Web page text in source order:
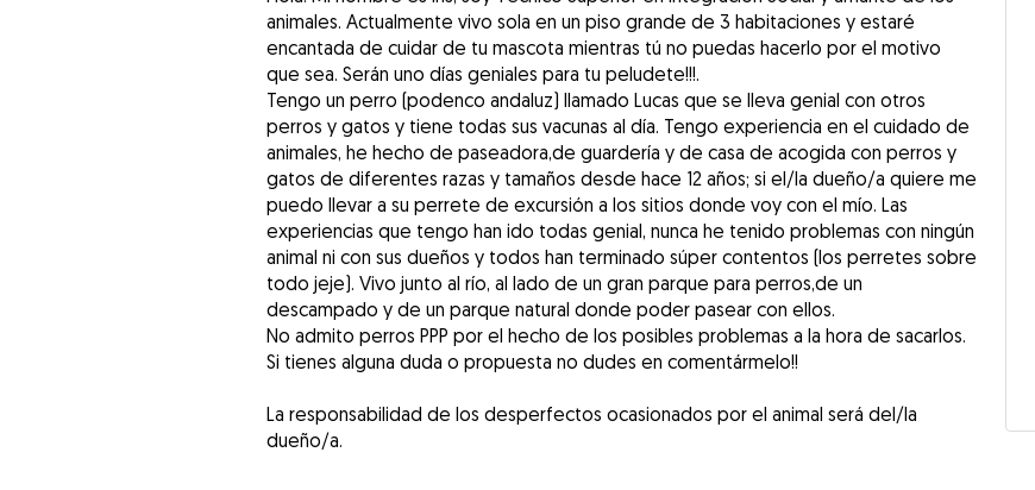
animales. Actualmente vivo sola en un piso grande de 3 habitaciones y estaré
encantada de cuidar de tu mascota mientras tú no puedas hacerlo por el motivo
que sea. Serán uno días geniales para tu peludete!!!.
Tengo un perro (podenco andaluz) llamado Lucas que se lleva genial con otros
perros y gatos y tiene todas sus vacunas al día. Tengo experiencia en el cuidado de
animales, he hecho de paseadora,de guardería y de casa de acogida con perros y
gatos de diferentes razas y tamaños desde hace 12 años; si el/la dueño/a quiere me
puedo llevar a su perrete de excursión a los sitios donde voy con el mío. Las
experiencias que tengo han ido todas genial, nunca he tenido problemas con ningún
animal ni con sus dueños y todos han terminado súper contentos (los perretes sobre
todo jeje). Vivo junto al río, al lado de un gran parque para perros,de un
descampado y de un parque natural donde poder pasear con ellos.
No admito perros PPP por el hecho de los posibles problemas a la hora de sacarlos.
Si tienes alguna duda o propuesta no dudes en comentármelo!!
La responsabilidad de los desperfectos ocasionados por el animal será del/la